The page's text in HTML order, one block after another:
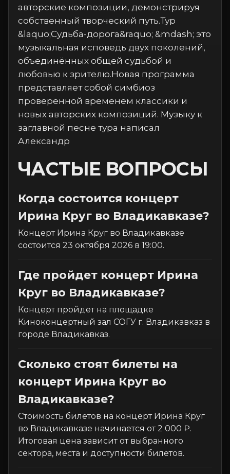
авторские композиции, демонстрируя
собственный творческий путь.Тур
&laquo;Судьба-дорога&raquo; &mdash; это
музыкальная исповедь двух поколений,
объединённых общей судьбой и
любовью к зрителю.Новая программа
представляет собой симбиоз
проверенной временем классики и
новых авторских композиций. Музыку к
заглавной песне тура написал
Александр
ЧАСТЫЕ ВОПРОСЫ
Когда состоится концерт
Ирина Круг во Владикавказе?
Концерт Ирина Круг во Владикавказе
состоится 23 октября 2026 в 19:00.
Где пройдет концерт Ирина
Круг во Владикавказе?
Концерт пройдет на площадке
Киноконцертный зал СОГУ г. Владикавказ в
городе Владикавказ.
Сколько стоят билеты на
концерт Ирина Круг во
Владикавказе?
Стоимость билетов на концерт Ирина Круг
во Владикавказе начинается от 2 000 ₽.
Итоговая цена зависит от выбранного
сектора, места и доступности билетов.